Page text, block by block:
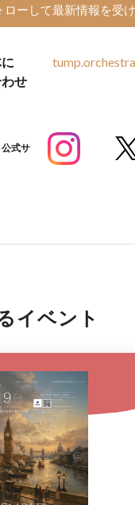
ローして最新情報を受
せ
公式サ
イベント